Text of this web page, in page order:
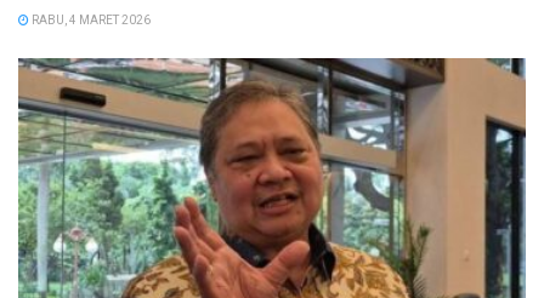
RABU, 4 MARET 2026